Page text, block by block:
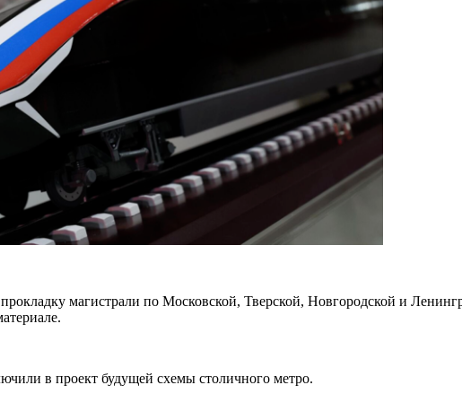
магистрали по Московской, Тверской, Новгородской и
в проект будущей схемы столичного метро.